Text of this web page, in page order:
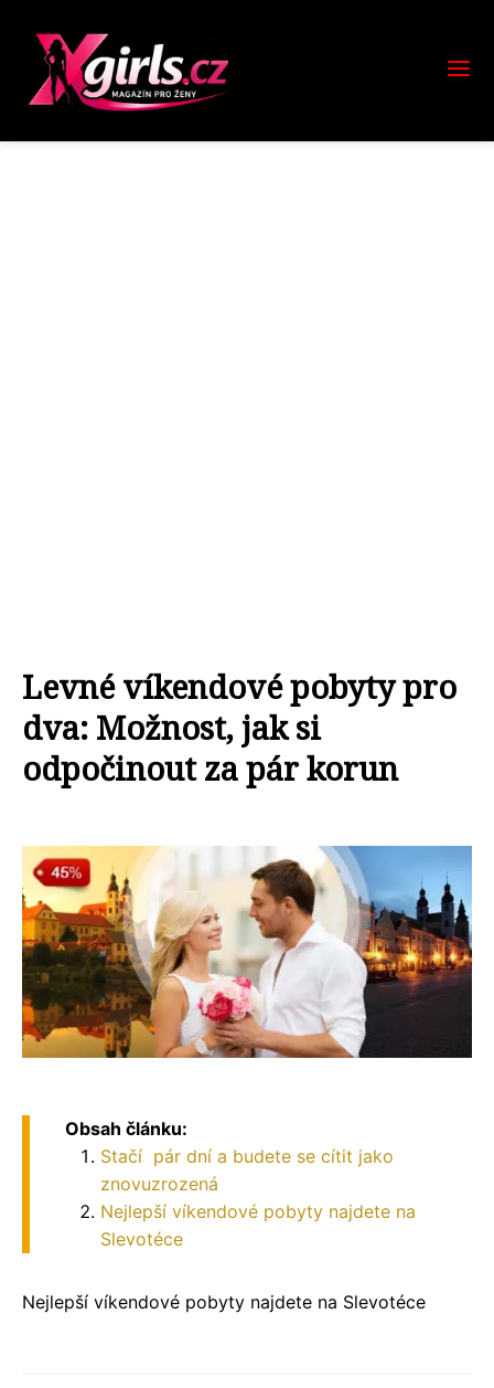
Levné víkendové pobyty pro
dva: Možnost, jak si
odpočinout za pár korun
Obsah článku:
Stačí pár dní a budete se cítit jako
znovuzrozená
Nejlepší víkendové pobyty najdete na
Slevotéce
Nejlepší víkendové pobyty najdete na Slevotéce